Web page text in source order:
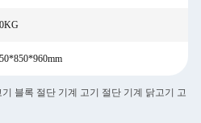
블록 절단 기계 고기 절단 기계 닭고기 고